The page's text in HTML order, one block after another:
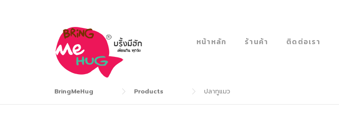
หน้าหลัก ร้านค้า ติดต่อเรา
BringMeHug Products ปลาทูแมว